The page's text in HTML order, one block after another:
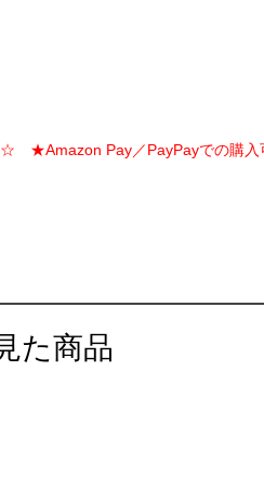
☆ ★Amazon Pay／PayPayでの購
た商品